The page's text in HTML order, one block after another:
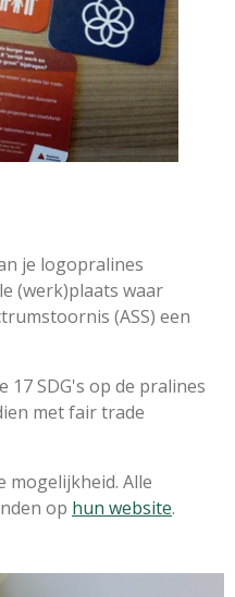
je logopralines
(werk)plaats waar
(ASS) een
17 SDG's op de pralines
met fair trade
Alle
op hun website.